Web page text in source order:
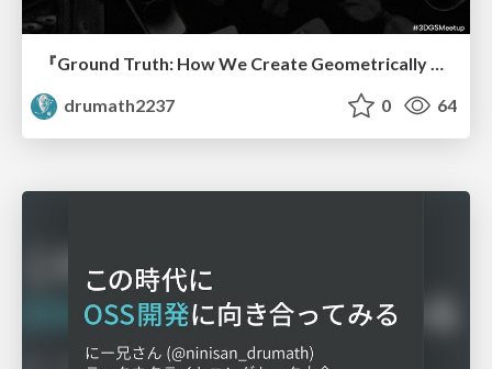
drumath2237
0 64